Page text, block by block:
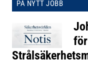
PÅ NYTT JOBB
för